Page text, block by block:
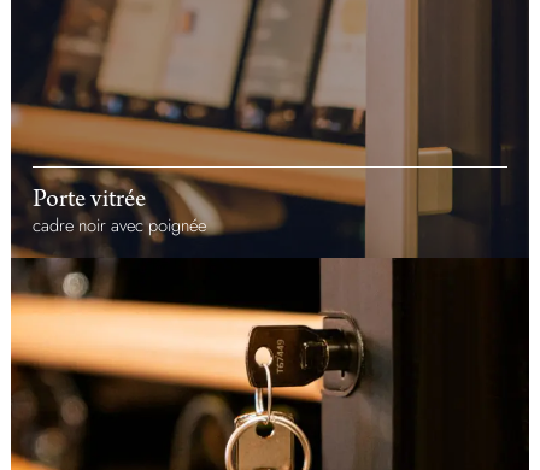
Porte vitrée
cadre noir avec poignée